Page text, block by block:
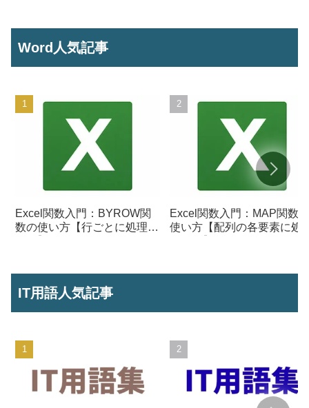
Word人気記事
Excel関数入門：BYROW関
数の使い方【行ごとに処理を
Excel関数入門：MAP関数の
使い方【配列の各要素に処
IT用語人気記事